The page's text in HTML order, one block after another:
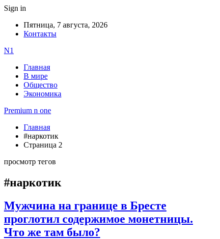
Sign in
Пятница, 7 августа, 2026
Контакты
N1
Главная
В мире
Общество
Экономика
Premium n one
Главная
#наркотик
Страница 2
просмотр тегов
#наркотик
Мужчина на границе в Бресте
проглотил содержимое монетницы.
Что же там было?